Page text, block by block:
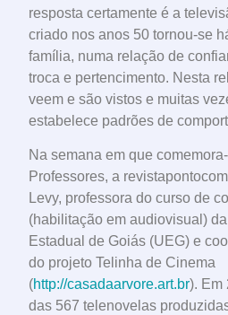
resposta certamente é a
criado nos anos 50 tornou-se
família, numa relação de
troca e pertencimento. Nesta
veem e são vistos e muitas
estabelece padrões de
Na semana em que
Professores, a
Levy, professora do curso de
(habilitação em audiovisual)
Estadual de Goiás (UEG) e
do projeto Telinha de Cinema
(http://casadaarvore.art.br). Em
das 567 telenovelas